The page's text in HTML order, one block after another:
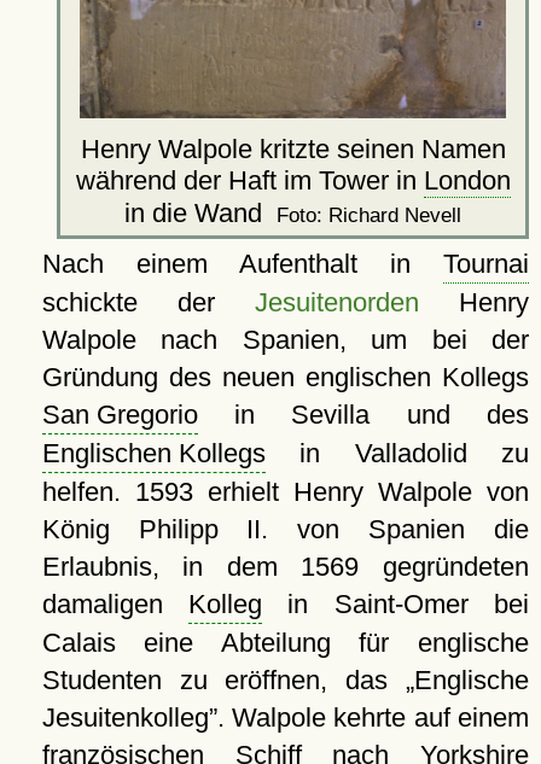
Henry Walpole kritzte seinen Namen
während der Haft im Tower in London
in die Wand
Foto: Richard Nevell
Nach einem Aufenthalt in Tournai
schickte der Jesuitenorden Henry
Walpole nach Spanien, um bei der
Gründung des neuen englischen Kollegs
San Gregorioin Sevilla und des
Englischen Kollegsin Valladolid zu
helfen. 1593 erhielt Henry Walpole von
König Philipp II. von Spanien die
Erlaubnis, in dem 1569 gegründeten
damaligen Kolleg in Saint-Omer bei
Calais eine Abteilung für englische
Studenten zu eröffnen, das
Englische
Jesuitenkolleg . Walpole kehrte auf einem
französischen Schiff nach Yorkshire